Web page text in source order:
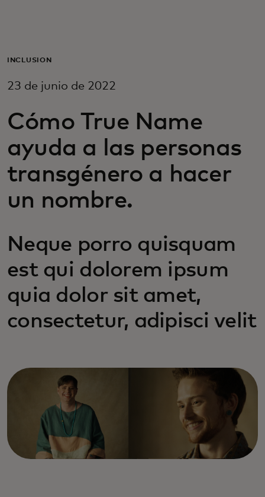
Para empresas
Para innovadores
Noticias y tendencias
INCLUSIÓN
23 de junio de 2022
Cómo True Name
ayuda a las personas
transgénero a hacer
un nombre.
Neque porro quisquam
est qui dolorem ipsum
quia dolor sit amet,
consectetur, adipisci velit